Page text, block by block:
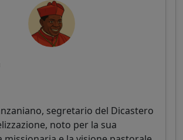
segretario del Dicastero
noto per la sua